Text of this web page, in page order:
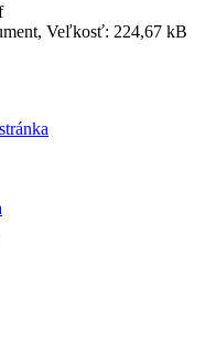
Veľkosť: 224,67 kB